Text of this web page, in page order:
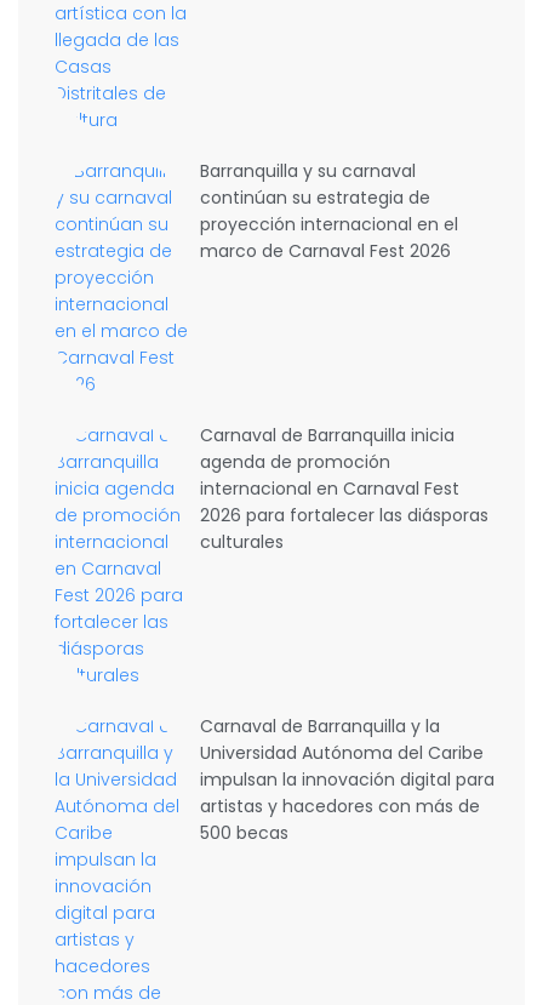
Barranquilla y su carnaval
continúan su estrategia de
proyección internacional en el
marco de Carnaval Fest 2026
Carnaval de Barranquilla inicia
agenda de promoción
internacional en Carnaval Fest
2026 para fortalecer las diásporas
culturales
Carnaval de Barranquilla y la
Universidad Autónoma del Caribe
impulsan la innovación digital para
artistas y hacedores con más de
500 becas